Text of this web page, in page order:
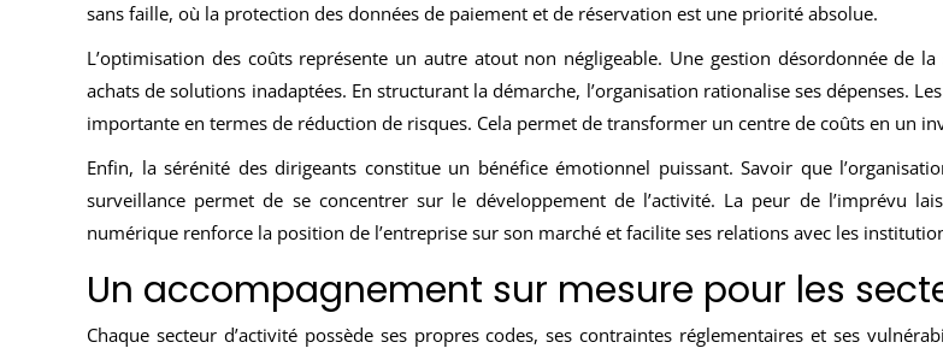
sans faille, où la protection des données de paiement et de réservation est une priorité absolue.
L’optimisation des coûts représente un autre atout non négligeable. Une gestion désordonnée de
achats de solutions inadaptées. En structurant la démarche, l’organisation rationalise ses dépenses.
importante en termes de réduction de risques. Cela permet de transformer un centre de coûts en un
Enfin, la sérénité des dirigeants constitue un bénéfice émotionnel puissant. Savoir que
surveillance permet de se concentrer sur le développement de l’activité. La peur de l’imprévu
numérique renforce la position de l’entreprise sur son marché et facilite ses relations avec les
Un accompagnement sur mesure pour les
Chaque secteur d’activité possède ses propres codes, ses contraintes réglementaires et ses